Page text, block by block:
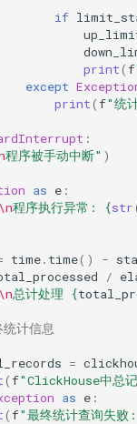
if
print(f
except
print(f"统
:
程序被手动中断" )
as e :
\n程序执行异常: {str
time. time() -
/
\n总计处理 {
计信息
=
(f"ClickHouse中总
as e :
(f"最终统计查询失败: